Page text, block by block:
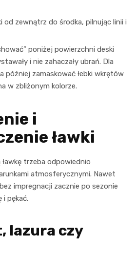
od zewnątrz do środka, pilnując linii i
poniżej powierzchni deski
i nie zahaczały ubrań. Dla
później zamaskować łebki wkrętów
w zbliżonym kolorze.
i
ławki
trzeba odpowiednio
atmosferycznymi. Nawet
impregnacji zacznie po sezonie
i pękać.
lazura czy